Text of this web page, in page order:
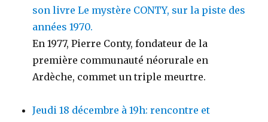
son livre Le mystère CONTY, sur la piste des
années 1970.
En 1977, Pierre Conty, fondateur de la
première communauté néorurale en
Ardèche, commet un triple meurtre.
Jeudi 18 décembre à 19h: rencontre et